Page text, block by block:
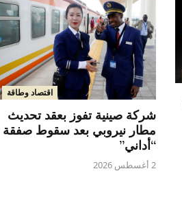
اقتصاد وطاقة
شركة صينية تفوز بعقد تحديث
مطار نيروبي بعد سقوط صفقة
“أداني”
2 أغسطس 2026